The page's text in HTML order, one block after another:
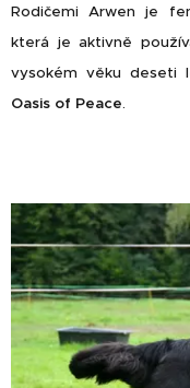
Rodičemi Arwen je
která je aktivně
vysokém věku deseti
Oasis of Peace.